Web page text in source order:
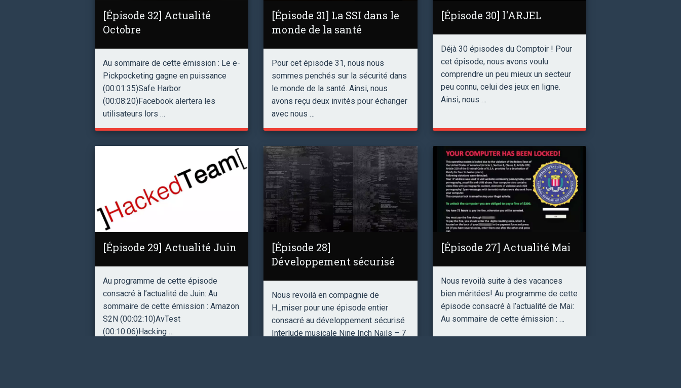
[Épisode 32] Actualité
Octobre
Au sommaire de cette émission : Le e-
Pickpocketing gagne en puissance
(00:01:35)Safe Harbor
(00:08:20)Facebook alertera les
utilisateurs lors …
[Épisode 31] La SSI dans le
monde de la santé
Pour cet épisode 31, nous nous
sommes penchés sur la sécurité dans
le monde de la santé. Ainsi, nous
avons reçu deux invités pour échanger
avec nous …
[Épisode 30] l'ARJEL
Déjà 30 épisodes du Comptoir ! Pour
cet épisode, nous avons voulu
comprendre un peu mieux un secteur
peu connu, celui des jeux en ligne.
Ainsi, nous …
[Épisode 29] Actualité Juin
Au programme de cette épisode
consacré à l’actualité de Juin: Au
sommaire de cette émission : Amazon
S2N (00:02:10)AvTest
(00:10:06)Hacking …
[Épisode 28]
Développement sécurisé
Nous revoilà en compagnie de
H_miser pour une épisode entier
consacré au développement sécurisé
Interlude musicale Nine Inch Nails – 7
[Épisode 27] Actualité Mai
Nous revoilà suite à des vacances
bien méritées! Au programme de cette
épisode consacré à l’actualité de Mai:
Au sommaire de cette émission : …